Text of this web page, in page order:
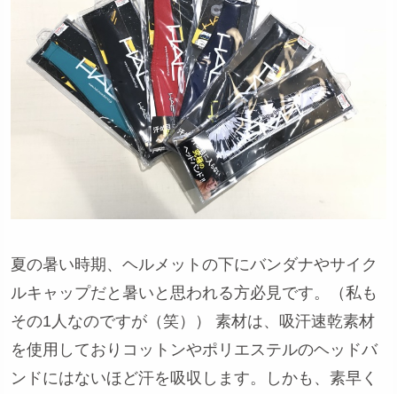
夏の暑い時期、ヘルメットの下にバンダナやサイク
ルキャップだと暑いと思われる方必見です。（私も
その1人なのですが（笑）） 素材は、吸汗速乾素材
を使用しておりコットンやポリエステルのヘッドバ
ンドにはないほど汗を吸収します。しかも、素早く